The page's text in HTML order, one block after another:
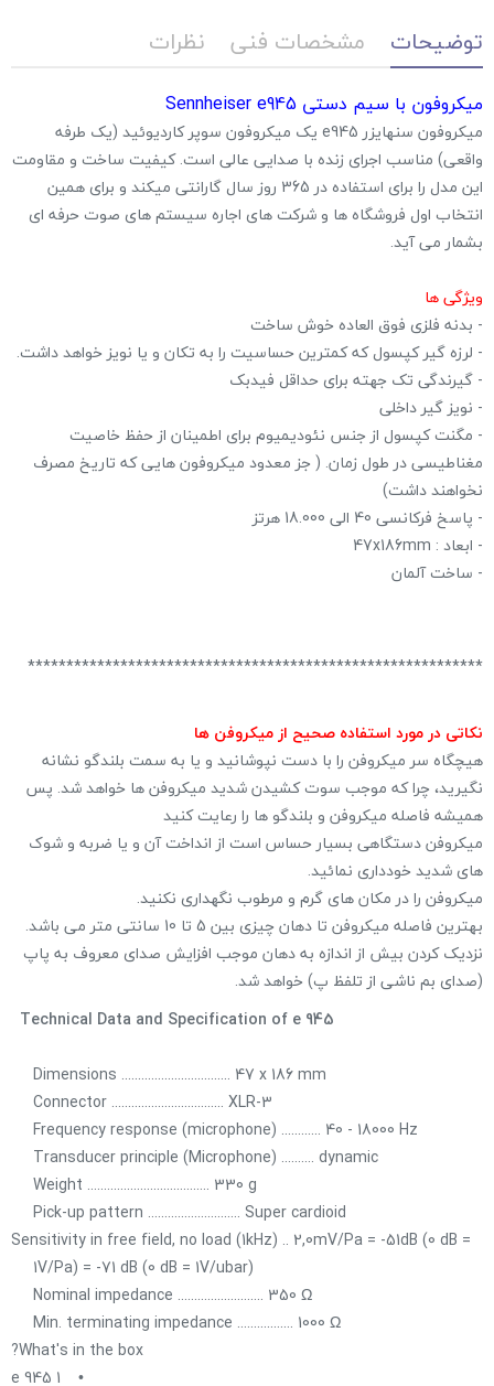
توضیحات مشخصات فنی نظرات
میکروفون با سیم دستی Sennheiser e945
میکروفون سنهایزر e945 یک میکروفون سوپر کاردیوئید (یک طرفه
واقعی) مناسب اجرای زنده با صدایی عالی است. کیفیت ساخت و مقاومت
این مدل را برای استفاده در 365 روز سال گارانتی میکند و برای همین
انتخاب اول فروشگاه ها و شرکت های اجاره سیستم های صوت حرفه ای
بشمار می آید.
ویژگی ها
- بدنه فلزی فوق العاده خوش ساخت
- لرزه گیر کپسول که کمترین حساسیت را به تکان و یا نویز خواهد داشت.
- گیرندگی تک جهته برای حداقل فیدبک
- نویز گیر داخلی
- مگنت کپسول از جنس نئودیمیوم برای اطمینان از حفظ خاصیت
مغناطیسی در طول زمان. ( جز معدود میکروفون هایی که تاریخ مصرف
نخواهند داشت)
- پاسخ فرکانسی 40 الی 18.000 هرتز
- ابعاد : 47x186mm
- ساخت آلمان
***********************************************************
نکاتی در مورد استفاده صحیح از میکروفن ها
هیچگاه سر میکروفن را با دست نپوشانید و یا به سمت بلندگو نشانه
نگیرید، چرا که موجب سوت کشیدن شدید میکروفن ها خواهد شد. پس
همیشه فاصله میکروفن و بلندگو ها را رعایت کنید
میکروفن دستگاهی بسیار حساس است از انداخت آن و یا ضربه و شوک
های شدید خودداری نمائید.
میکروفن را در مکان های گرم و مرطوب نگهداری نکنید.
بهترین فاصله میکروفن تا دهان چیزی بین 5 تا 10 سانتی متر می باشد.
نزدیک کردن بیش از اندازه به دهان موجب افزایش صدای معروف به پاپ
(صدای بم ناشی از تلفظ پ) خواهد شد.
Technical Data and Specification of e 945
Dimensions ................................. 47 x 186 mm
Connector .................................. XLR-3
Frequency response (microphone) ............ 40 - 18000 Hz
Transducer principle (Microphone) .......... dynamic
Weight ..................................... 330 g
Pick-up pattern ............................ Super cardioid
Sensitivity in free field, no load (1kHz) .. 2,0mV/Pa = -51dB (0 dB =
1V/Pa) = -71 dB (0 dB = 1V/ubar)
Nominal impedance .......................... 350 Ω
Min. terminating impedance ................. 1000 Ω
What's in the box?
• 1 e 945